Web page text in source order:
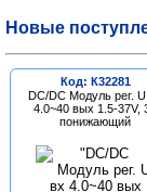
Новые
Код: К32281
DC/DC Модуль рег. U
4.0~40 вых 1.5-37V,
понижающий